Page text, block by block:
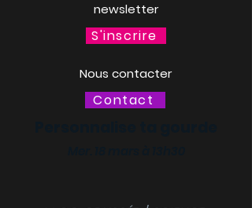
newsletter
S'inscrire
Nous contacter
Contact